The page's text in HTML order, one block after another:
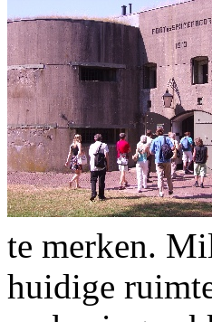
te merken.
huidige